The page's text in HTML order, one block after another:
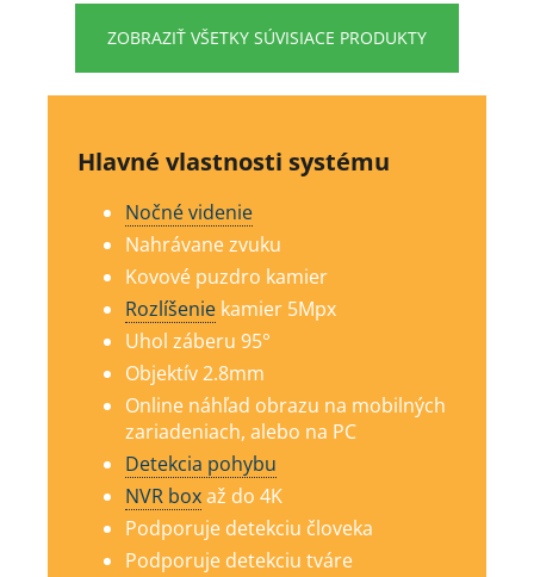
ZOBRAZIŤ VŠETKY SÚVISIACE PRODUKTY
Hlavné vlastnosti systému
Nočné videnie
Nahrávane zvuku
Kovové puzdro kamier
Rozlíšenie kamier 5Mpx
Uhol záberu 95°
Objektív 2.8mm
Online náhľad obrazu na mobilných
zariadeniach, alebo na PC
Detekcia pohybu
NVR boxaž do 4K
Podporuje detekciu človeka
Podporuje detekciu tváre